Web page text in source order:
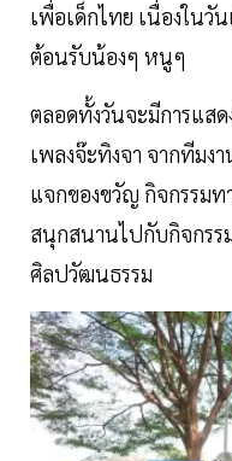
เพื่อเด็กไทย เนื่องในวั
ต้อนรับน้องๆ หนูๆ
ตลอดทั้งวันจะมีการแส
เพลงจ๊ะทิงจา จากทีมง
แจกของขวัญ กิจกรรมท
สนุกสนานไปกับกิจกรร
ศิลปวัฒนธรรม